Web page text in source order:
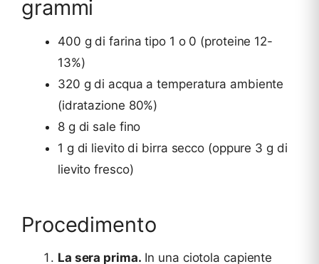
grammi
400 g di farina tipo 1 o 0 (proteine 12-
13%)
320 g di acqua a temperatura ambiente
(idratazione 80%)
8 g di sale fino
1 g di lievito di birra secco (oppure 3 g di
lievito fresco)
Procedimento
La sera prima. In una ciotola capiente